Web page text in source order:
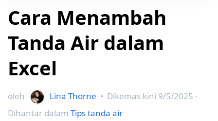
Cara Menambah
Tanda Air dalam
Excel
oleh Lina Thorne • Dikemas kini 9/5/2025 ·
Dihantar dalam Tips tanda air